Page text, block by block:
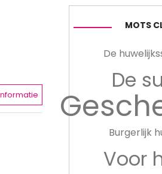
MOTS
De
De
Burgerlijk
Voor